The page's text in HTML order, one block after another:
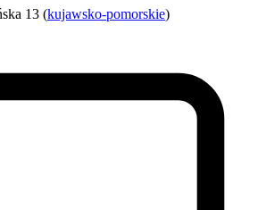
13 (kujawsko-pomorskie)